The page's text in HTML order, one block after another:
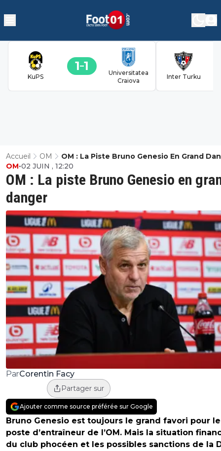
KuPS
1 1
Universitatea
Craiova
Inter Turku
Accueil OM OM : La Piste Bruno Genesio En Grand
OM : La piste Bruno Genesio en
danger
OM•02 JUIN , 12:20
ParCorentin Facy
Partager sur
Ajouter comme source préférée sur Google
Bruno Genesio est toujours le grand favori pour le
poste d’entraîneur de l’OM. Mais la situation
du club phocéen et les possibles sanctions de la